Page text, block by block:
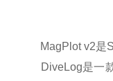
软 件
MagPlot v2是
DiveLog是一款